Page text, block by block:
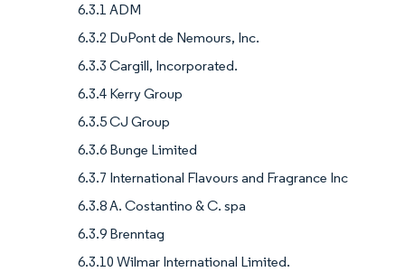
6.3.1 ADM
6.3.2 DuPont de Nemours, Inc.
6.3.3 Cargill, Incorporated.
6.3.4 Kerry Group
6.3.5 CJ Group
6.3.6 Bunge Limited
6.3.7 International Flavours and Fragrance Inc
6.3.8 A. Costantino & C. spa
6.3.9 Brenntag
6.3.10 Wilmar International Limited.